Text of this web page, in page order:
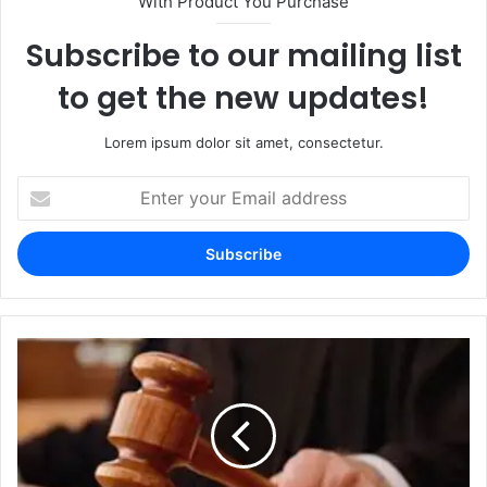
Subscribe to our mailing list
to get the new updates!
Lorem ipsum dolor sit amet, consectetur.